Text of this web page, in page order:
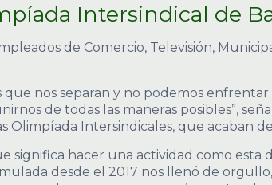
Intersindical de
de Comercio, Televisión,
que nos separan y no podemos
de todas las maneras posibles”,
Olimpíada Intersindicales, que acaban
significa hacer una actividad como
desde el 2017 nos llenó de